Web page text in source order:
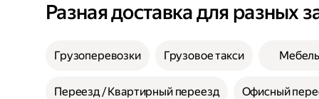
Разная доставка для разных
Грузоперевозки Грузовое такси Мебель
Переезд / Квартирный переезд Офисный